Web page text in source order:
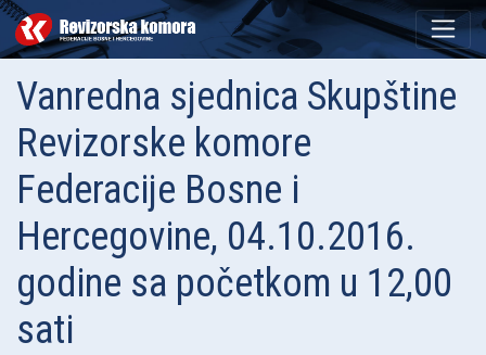
Vanredna sjednica Skupštine
Revizorske komore
Federacije Bosne i
Hercegovine, 04.10.2016.
godine sa početkom u 12,00
sati